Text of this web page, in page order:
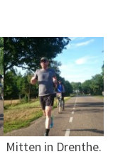
Mitten in Drenthe.